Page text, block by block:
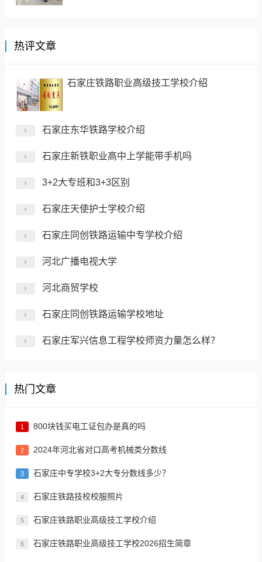
热评文章
石家庄铁路职业高级技工学校介绍
石家庄东华铁路学校介绍
石家庄新铁职业高中上学能带手机吗
3+2大专班和3+3区别
石家庄天使护士学校介绍
石家庄同创铁路运输中专学校介绍
河北广播电视大学
河北商贸学校
石家庄同创铁路运输学校地址
石家庄军兴信息工程学校师资力量怎么样？
热门文章
1 800块钱买电工证包办是真的吗
2 2024年河北省对口高考机械类分数线
3 ​石家庄中专学校3+2大专分数线多少？
4 石家庄铁路技校校服照片
5 石家庄铁路职业高级技工学校介绍
6 石家庄铁路职业高级技工学校2026招生简章